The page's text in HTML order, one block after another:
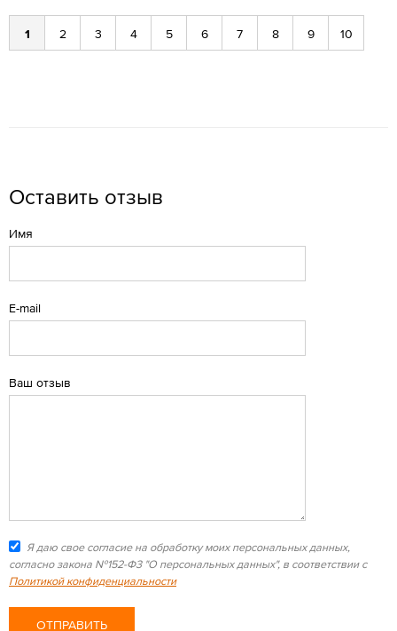
1 2 3 4 5 6 7 8 9 10
Оставить отзыв
Имя
E-mail
Ваш отзыв
Я даю свое согласие на обработку моих персональных данных,
согласно закона №152-Ф3 "О персональных данных", в соответствии с
Политикой конфиденциальности